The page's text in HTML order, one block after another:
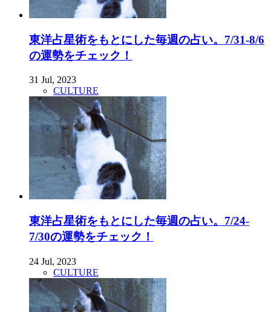
東洋占星術をもとにした毎週の占い。7/31-8/6
の運勢をチェック！
31 Jul, 2023
CULTURE
東洋占星術をもとにした毎週の占い。7/24-
7/30の運勢をチェック！
24 Jul, 2023
CULTURE